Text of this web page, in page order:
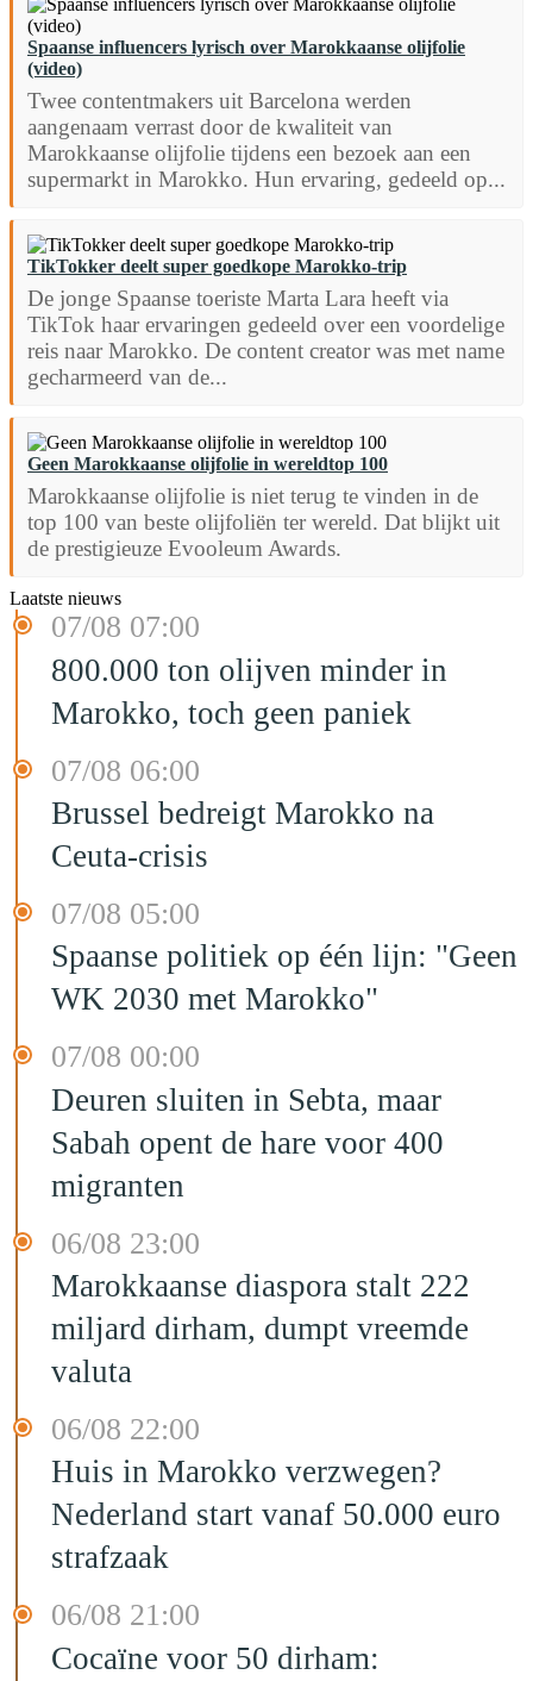
Spaanse influencers lyrisch over Marokkaanse olijfolie
(video)
Twee contentmakers uit Barcelona werden
aangenaam verrast door de kwaliteit van
Marokkaanse olijfolie tijdens een bezoek aan een
supermarkt in Marokko. Hun ervaring, gedeeld op...
TikTokker deelt super goedkope Marokko-trip
De jonge Spaanse toeriste Marta Lara heeft via
TikTok haar ervaringen gedeeld over een voordelige
reis naar Marokko. De content creator was met name
gecharmeerd van de...
Geen Marokkaanse olijfolie in wereldtop 100
Marokkaanse olijfolie is niet terug te vinden in de
top 100 van beste olijfoliën ter wereld. Dat blijkt uit
de prestigieuze Evooleum Awards.
Laatste nieuws
07/08 07:00
800.000 ton olijven minder in
Marokko, toch geen paniek
07/08 06:00
Brussel bedreigt Marokko na
Ceuta-crisis
07/08 05:00
Spaanse politiek op één lijn: "Geen
WK 2030 met Marokko"
07/08 00:00
Deuren sluiten in Sebta, maar
Sabah opent de hare voor 400
migranten
06/08 23:00
Marokkaanse diaspora stalt 222
miljard dirham, dumpt vreemde
valuta
06/08 22:00
Huis in Marokko verzwegen?
Nederland start vanaf 50.000 euro
strafzaak
06/08 21:00
Cocaïne voor 50 dirham: